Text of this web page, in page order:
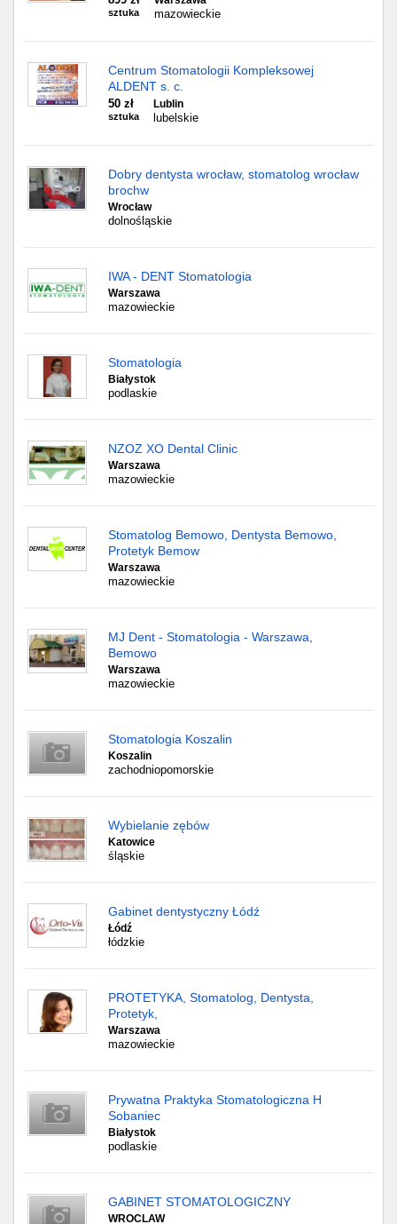
sztuka mazowieckie
Centrum Stomatologii Kompleksowej
ALDENT s. c.
50 zł
sztuka
Lublin
lubelskie
Dobry dentysta wrocław, stomatolog wrocław
brochw
Wrocław
dolnośląskie
IWA - DENT Stomatologia
Warszawa
mazowieckie
Stomatologia
Białystok
podlaskie
NZOZ XO Dental Clinic
Warszawa
mazowieckie
Stomatolog Bemowo, Dentysta Bemowo,
Protetyk Bemow
Warszawa
mazowieckie
MJ Dent - Stomatologia - Warszawa,
Bemowo
Warszawa
mazowieckie
Stomatologia Koszalin
Koszalin
zachodniopomorskie
Wybielanie zębów
Katowice
śląskie
Gabinet dentystyczny Łódź
Łódź
łódzkie
PROTETYKA, Stomatolog, Dentysta,
Protetyk,
Warszawa
mazowieckie
Prywatna Praktyka Stomatologiczna H
Sobaniec
Białystok
podlaskie
GABINET STOMATOLOGICZNY
WROCLAW